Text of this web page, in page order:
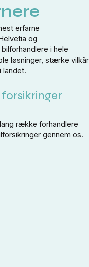
erfarne
og
i hele
løsninger, stærke vilkår
landet.
række forhandlere
gennem os.